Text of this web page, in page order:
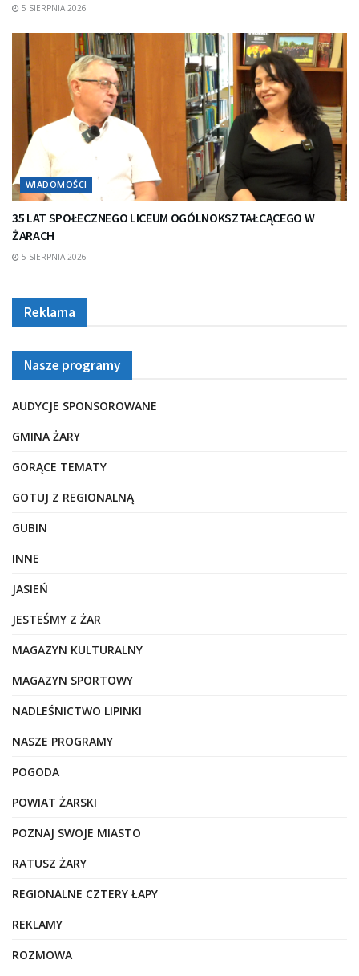
5 SIERPNIA 2026
WIADOMOŚCI
35 LAT SPOŁECZNEGO LICEUM OGÓLNOKSZTAŁCĄCEGO W
ŻARACH
5 SIERPNIA 2026
Reklama
Nasze programy
AUDYCJE SPONSOROWANE
GMINA ŻARY
GORĄCE TEMATY
GOTUJ Z REGIONALNĄ
GUBIN
INNE
JASIEŃ
JESTEŚMY Z ŻAR
MAGAZYN KULTURALNY
MAGAZYN SPORTOWY
NADLEŚNICTWO LIPINKI
NASZE PROGRAMY
POGODA
POWIAT ŻARSKI
POZNAJ SWOJE MIASTO
RATUSZ ŻARY
REGIONALNE CZTERY ŁAPY
REKLAMY
ROZMOWA